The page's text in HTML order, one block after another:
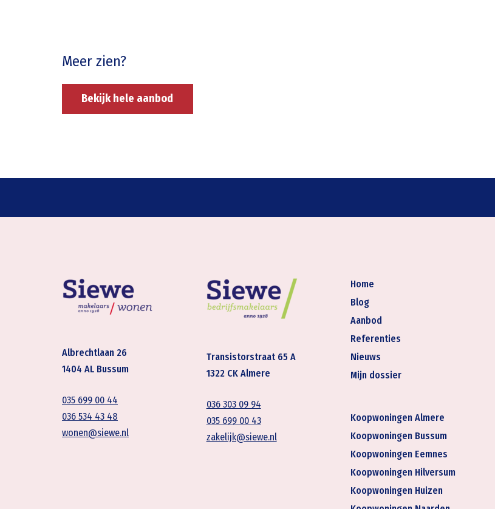
Meer zien?
Bekijk hele aanbod
Albrechtlaan 26
1404 AL Bussum
035 699 00 44
036 534 43 48
wonen@siewe.nl
Transistorstraat 65 A
1322 CK Almere
036 303 09 94
035 699 00 43
zakelijk@siewe.nl
Home
Blog
Aanbod
Referenties
Nieuws
Mijn dossier
Koopwoningen Almere
Koopwoningen Bussum
Koopwoningen Eemnes
Koopwoningen Hilversum
Koopwoningen Huizen